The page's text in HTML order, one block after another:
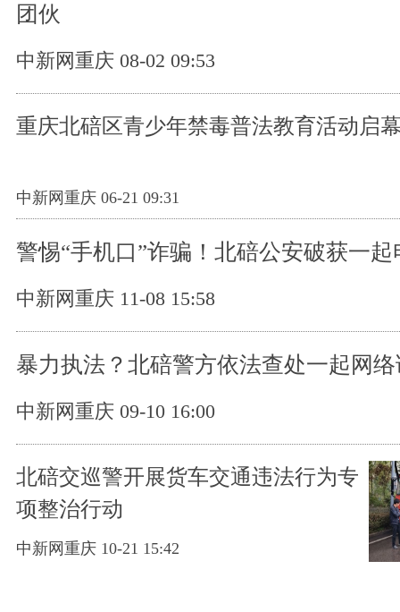
团伙
中新网重庆 08-02 09:53
重庆北碚区青少年禁毒普法教育活动启
中新网重庆 06-21 09:31
警惕“手机口”诈骗！北碚公安破获一
中新网重庆 11-08 15:58
暴力执法？北碚警方依法查处一起网
中新网重庆 09-10 16:00
北碚交巡警开展货车交通违法行为专
项整治行动
中新网重庆 10-21 15:42